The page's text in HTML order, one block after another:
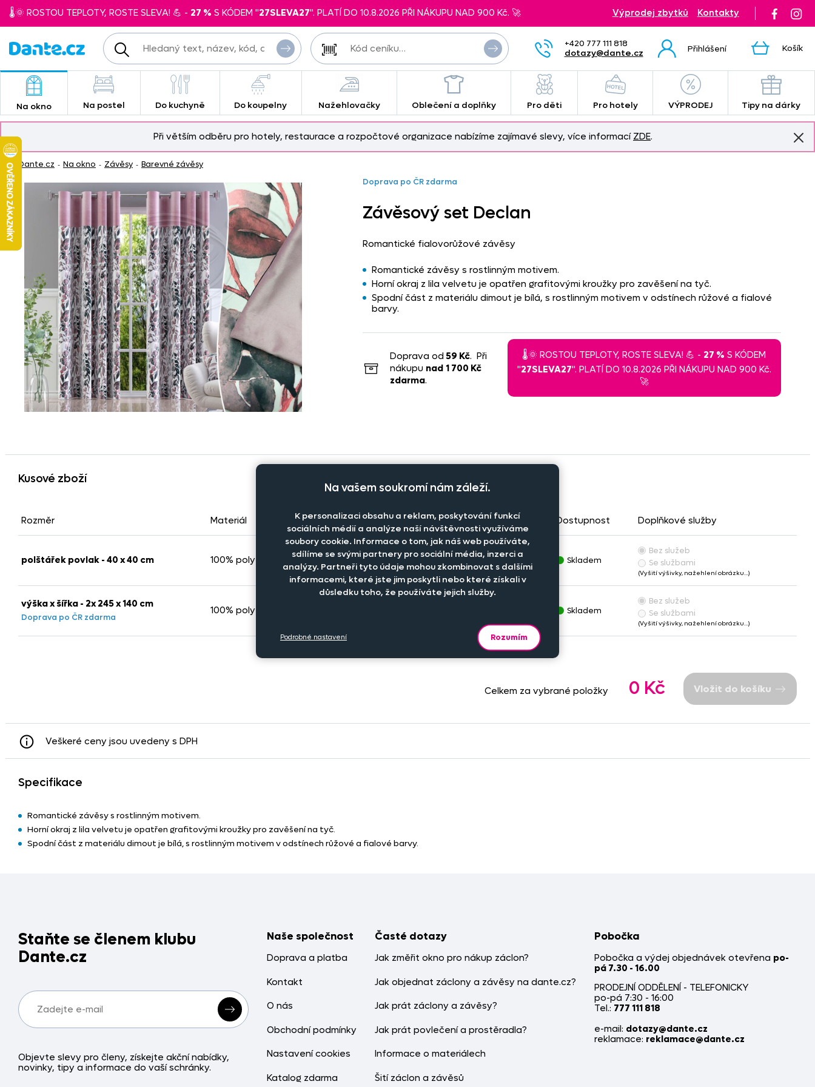
+420 777 111 818
dotazy@dante.cz
Přihlášení Košík
🌡️🌞 ROSTOU TEPLOTY, ROSTE SLEVA! 💪 - 27 % S KÓDEM "27SLEVA27". PLATÍ DO 10.8.2026 PŘI NÁKUPU NAD 900 Kč. 🚀 Výprodej zbytků Kontakty
Na okno Na postel Do kuchyně Do koupelny Nažehlovačky Oblečení a doplňky Pro děti Pro hotely VÝPRODEJ Tipy na dárky
Při větším odběru pro hotely, restaurace a rozpočtové organizace nabízíme zajímavé slevy, více informací ZDE.
Dante.cz - Na okno - Závěsy - Barevné závěsy
Doprava po ČR zdarma
Závěsový set Declan
Romantické fialovorůžové závěsy
Romantické závěsy s rostlinným motivem.
Horní okraj z lila velvetu je opatřen grafitovými kroužky pro zavěšení na tyč.
Spodní část z materiálu dimout je bílá, s rostlinným motivem v odstínech růžové a fialové
barvy.
Doprava od 59 Kč. Při
nákupu nad 1 700 Kč
zdarma.
🌡️🌞 ROSTOU TEPLOTY, ROSTE SLEVA! 💪 -27 % S KÓDEM
"27SLEVA27". PLATÍ DO 10.8.2026 PŘI NÁKUPU NAD 900 Kč.
🚀
Kusové zboží
Rozměr Materiál Počet kusů Cena na eshopu Dostupnost Doplňkové služby
polštářek povlak - 40 x 40 cm 100% polyester ks +
- 219 Kč Skladem
Bez služeb
Se službami
(Vyšití výšivky, nažehlení obrázku…)
výška x šířka - 2x 245 x 140 cm
Doprava po ČR zdarma
100% polyester Skladem
Bez služeb
Se službami
(Vyšití výšivky, nažehlení obrázku…)
Celkem za vybrané položky 0 Kč Vložit do košíku
Veškeré ceny jsou uvedeny s DPH
Specifikace
Romantické závěsy s rostlinným motivem.
Horní okraj z lila velvetu je opatřen grafitovými kroužky pro zavěšení na tyč.
Spodní část z materiálu dimout je bílá, s rostlinným motivem v odstínech růžové a fialové barvy.
Staňte se členem klubu
Dante.cz
Objevte slevy pro členy, získejte akční nabídky,
novinky, tipy a informace do vaší schránky.
Naše společnost
Doprava a platba
Kontakt
O nás
Obchodní podmínky
Nastavení cookies
Katalog zdarma
Časté dotazy
Jak změřit okno pro nákup záclon?
Jak objednat záclony a závěsy na dante.cz?
Jak prát záclony a závěsy?
Jak prát povlečení a prostěradla?
Informace o materiálech
Šití záclon a závěsů
Pobočka
Pobočka a výdej objednávek otevřena po-
pá 7.30 - 16.00
PRODEJNÍ ODDĚLENÍ - TELEFONICKY
po-pá 7:30 - 16:00
Tel.: 777 111 818
e-mail: dotazy@dante.cz
reklamace: reklamace@dante.cz
Na vašem soukromí nám záleží.
K personalizaci obsahu a reklam, poskytování funkcí
sociálních médií a analýze naší návštěvnosti využíváme
soubory cookie. Informace o tom, jak náš web používáte,
sdílíme se svými partnery pro sociální média, inzerci a
analýzy. Partneři tyto údaje mohou zkombinovat s dalšími
informacemi, které jste jim poskytli nebo které získali v
důsledku toho, že používáte jejich služby.
Rozumím
Podrobné nastavení